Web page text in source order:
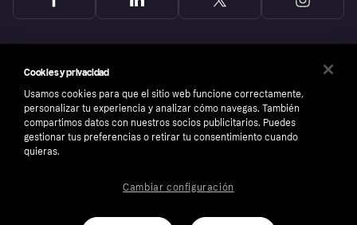
Número de empresa: 556737-0431
Cookies y privacidad
Usamos cookies para que el sitio web funcione correctamente,
personalizar tu experiencia y analizar cómo navegas. También
compartimos datos con nuestros socios publicitarios. Puedes
gestionar tus preferencias o retirar tu consentimiento cuando
quieras.
Cambiar configuración